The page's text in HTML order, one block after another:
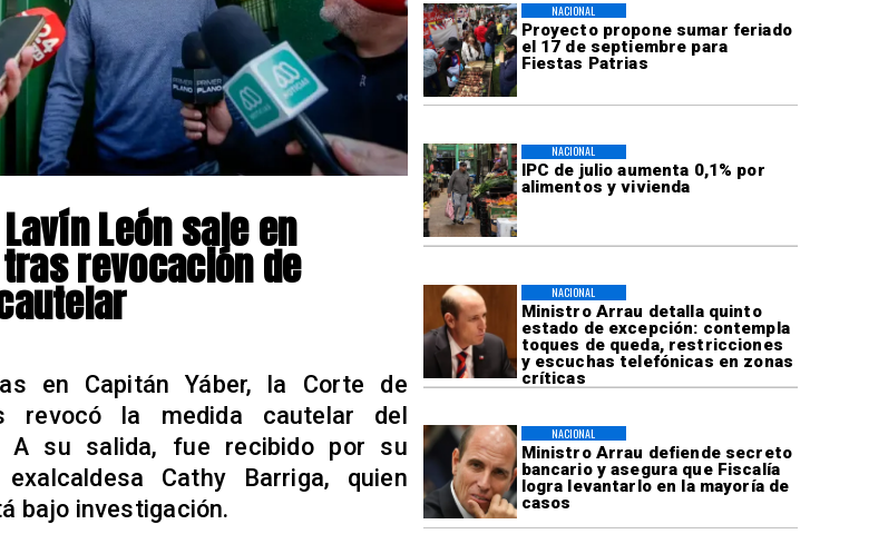
Proyecto propone sumar feriado
el 17 de septiembre para
Fiestas Patrias
NACIONAL
IPC de julio aumenta 0,1% por
alimentos y vivienda
NACIONAL
Ministro Arrau detalla quinto
estado de excepción: contempla
toques de queda, restricciones
y escuchas telefónicas en zonas
críticas
NACIONAL
Ministro Arrau defiende secreto
bancario y asegura que Fiscalía
logra levantarlo en la mayoría de
casos
NACIONAL
León sale en
revocación de
en Capitán Yáber, la Corte de
revocó la medida cautelar del
A su salida, fue recibido por su
Cathy Barriga, quien
bajo investigación.